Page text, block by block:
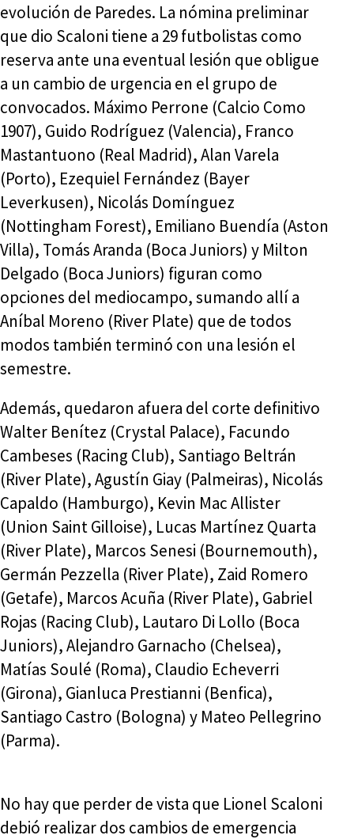
evolución de Paredes. La nómina preliminar
que dio Scaloni tiene a 29 futbolistas como
reserva ante una eventual lesión que obligue
a un cambio de urgencia en el grupo de
convocados. Máximo Perrone (Calcio Como
1907), Guido Rodríguez (Valencia), Franco
Mastantuono (Real Madrid), Alan Varela
(Porto), Ezequiel Fernández (Bayer
Leverkusen), Nicolás Domínguez
(Nottingham Forest), Emiliano Buendía (Aston
Villa), Tomás Aranda (Boca Juniors) y Milton
Delgado (Boca Juniors) figuran como
opciones del mediocampo, sumando allí a
Aníbal Moreno (River Plate) que de todos
modos también terminó con una lesión el
semestre.
Además, quedaron afuera del corte definitivo
Walter Benítez (Crystal Palace), Facundo
Cambeses (Racing Club), Santiago Beltrán
(River Plate), Agustín Giay (Palmeiras), Nicolás
Capaldo (Hamburgo), Kevin Mac Allister
(Union Saint Gilloise), Lucas Martínez Quarta
(River Plate), Marcos Senesi (Bournemouth),
Germán Pezzella (River Plate), Zaid Romero
(Getafe), Marcos Acuña (River Plate), Gabriel
Rojas (Racing Club), Lautaro Di Lollo (Boca
Juniors), Alejandro Garnacho (Chelsea),
Matías Soulé (Roma), Claudio Echeverri
(Girona), Gianluca Prestianni (Benfica),
Santiago Castro (Bologna) y Mateo Pellegrino
(Parma).
No hay que perder de vista que Lionel Scaloni
debió realizar dos cambios de emergencia